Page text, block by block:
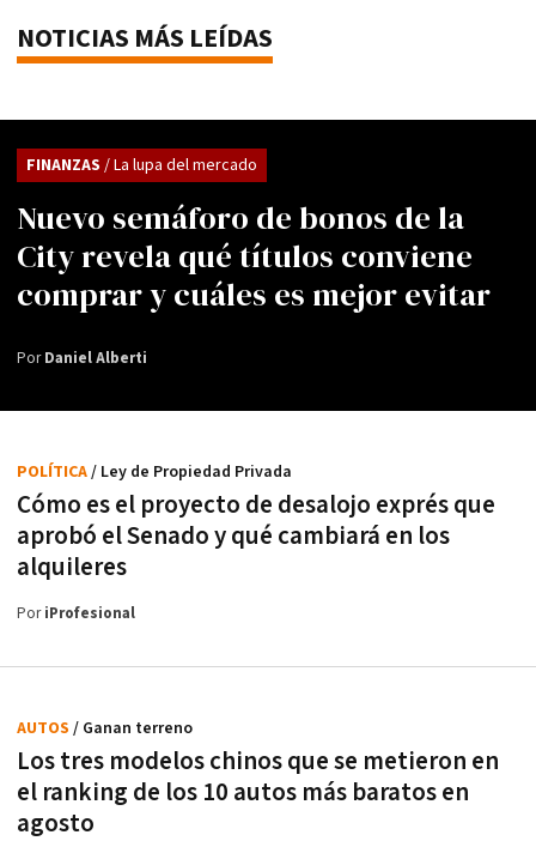
NOTICIAS MÁS LEÍDAS
Nuevo semáforo de bonos de la
City revela qué títulos conviene
comprar y cuáles es mejor evitar
FINANZAS / La lupa del mercado
PorDaniel Alberti
Cómo es el proyecto de desalojo exprés que
aprobó el Senado y qué cambiará en los
alquileres
POLÍTICA/ Ley de Propiedad Privada
PoriProfesional
Los tres modelos chinos que se metieron en
el ranking de los 10 autos más baratos en
agosto
AUTOS / Ganan terreno